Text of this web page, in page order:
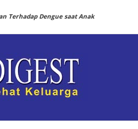
Terhadap Dengue saat Anak